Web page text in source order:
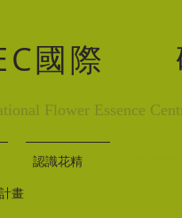
國際
Flower Essence
認識花精
畫